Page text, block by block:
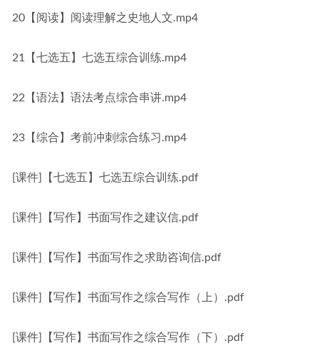
20【阅读】阅读理解之史地人文.mp4
21【七选五】七选五综合训练.mp4
22【语法】语法考点综合串讲.mp4
23【综合】考前冲刺综合练习.mp4
[课件]【七选五】七选五综合训练.pdf
[课件]【写作】书面写作之建议信.pdf
[课件]【写作】书面写作之求助咨询信.pdf
[课件]【写作】书面写作之综合写作（上）.pdf
[课件]【写作】书面写作之综合写作（下）.pdf